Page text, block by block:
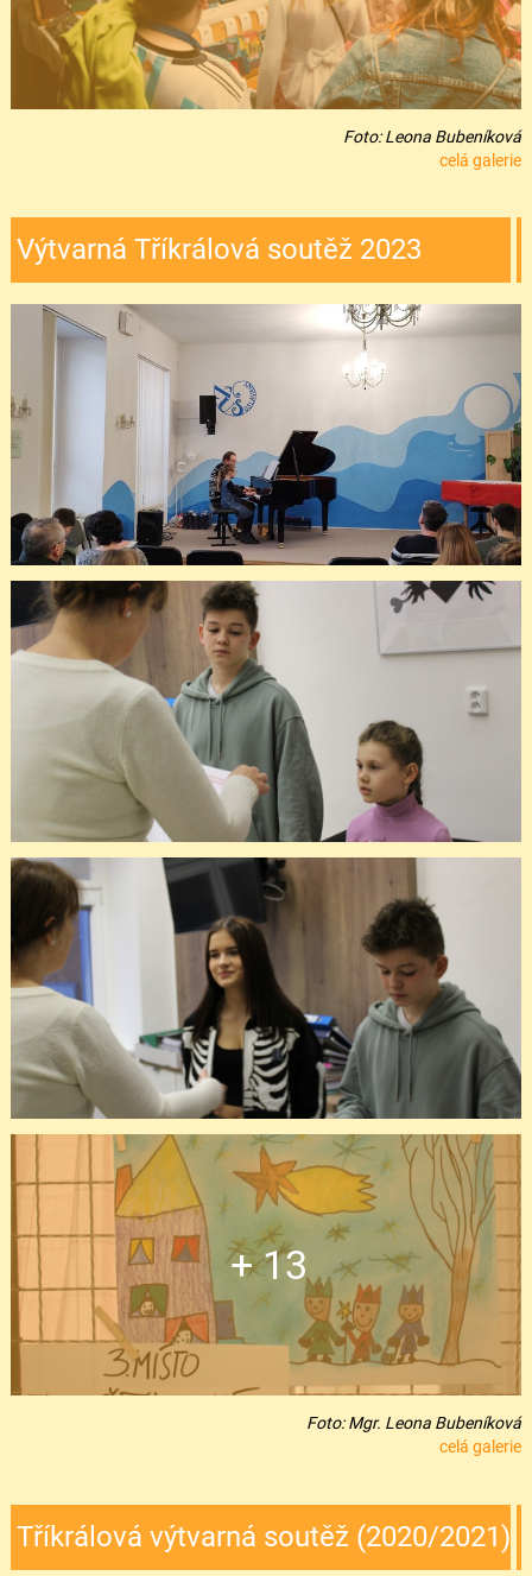
Foto: Leona Bubeníková
celá galerie
Výtvarná Tříkrálová soutěž 2023
+ 13
Foto: Mgr. Leona Bubeníková
celá galerie
Tříkrálová výtvarná soutěž (2020/2021)